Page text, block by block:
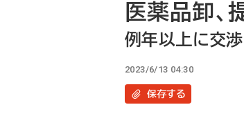
医薬品卸、
例年以上に交
2023/6/13 04:30
保存する